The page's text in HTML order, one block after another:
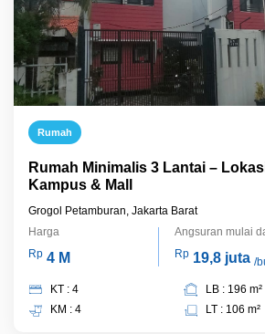
Rumah
Rumah Minimalis 3 Lantai –
Kampus & Mall
Grogol Petamburan, Jakarta Barat
Harga
Rp 4 M
Angsuran mulai
Rp 19,8 juta /
KT : 4
KM : 4
LB : 196 m²
LT : 106 m²